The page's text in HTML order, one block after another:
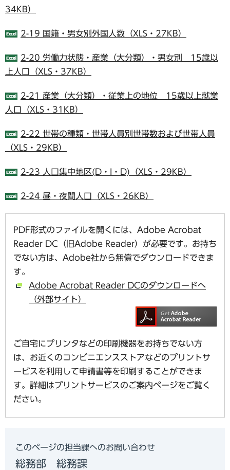
34KB）
2-19 国籍・男女別外国人数（XLS・27KB）
2-20 労働力状態・産業（大分類）・男女別 15歳以
上人口（XLS・37KB）
2-21 産業（大分類）・従業上の地位 15歳以上就業
人口（XLS・31KB）
2-22 世帯の種類・世帯人員別世帯数および世帯人員
（XLS・29KB）
2-23 人口集中地区(D・I・D)（XLS・29KB）
2-24 昼・夜間人口（XLS・26KB）
PDF形式のファイルを開くには、Adobe Acrobat
Reader DC（旧Adobe Reader）が必要です。お持ち
でない方は、Adobe社から無償でダウンロードできま
す。
Adobe Acrobat Reader DCのダウンロードへ
（外部サイト）
ご自宅にプリンタなどの印刷機器をお持ちでない方
は、お近くのコンビニエンスストアなどのプリントサ
ービスを利用して申請書等を印刷することができま
す。 詳細はプリントサービスのご案内ページをご覧く
ださい。
このページの担当課へのお問い合わせ
総務部 総務課